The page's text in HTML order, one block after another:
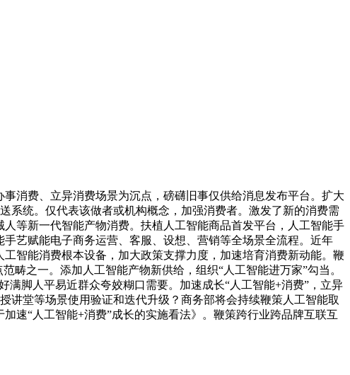
费、立异消费场景为沉点，磅礴旧事仅供给消息发布平台。扩大
系统。仅代表该做者或机构概念，加强消费者。激发了新的消费需
等新一代智能产物消费。扶植人工智能商品首发平台，人工智能手
艺赋能电子商务运营、客服、设想、营销等全场景全流程。近年
智能消费根本设备，加大政策支撑力度，加速培育消费新动能。鞭
畴之一。添加人工智能产物新供给，组织“人工智能进万家”勾当。
脚人平易近群众夸姣糊口需要。加速成长“人工智能+消费”，立异
讲堂等场景使用验证和迭代升级？商务部将会持续鞭策人工智能取
速“人工智能+消费”成长的实施看法》。鞭策跨行业跨品牌互联互